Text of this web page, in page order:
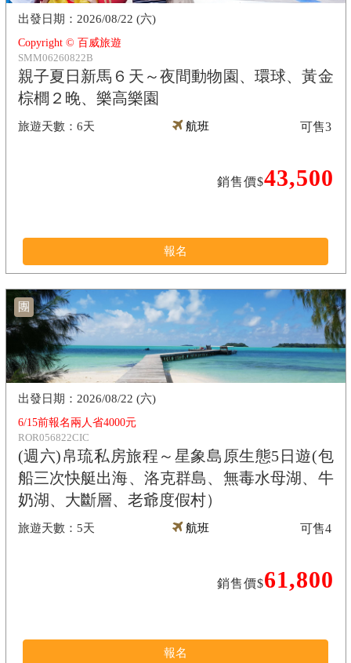
Copyright © 百威旅遊
SMM06260822B
親子夏日新馬６天～夜間動物園、環球、黃金
棕櫚２晚、樂高樂園
6天
2026/08/22 (六)
航班
銷售價$43,500
可售3
報名
團
6/15前報名兩人省4000元
ROR056822CIC
(週六)帛琉私房旅程～星象島原生態5日遊(包
船三次快艇出海、洛克群島、無毒水母湖、牛
奶湖、大斷層、老爺度假村）
5天
2026/08/22 (六)
航班
銷售價$61,800
可售4
報名